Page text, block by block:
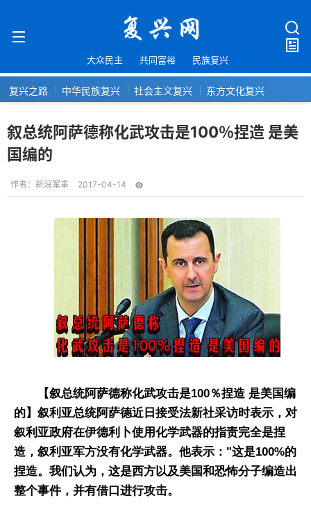
大众民主 共同富裕 民族复兴
复兴之路 中华民族复兴 社会主义复兴 东方文化复兴
叙总统阿萨德称化武攻击是100％捏造 是美
国编的
作者： 新浪军事 2017-04-14
【叙总统阿萨德称化武攻击是100％捏造 是美国编
的】叙利亚总统阿萨德近日接受法新社采访时表示，对
叙利亚政府在伊德利卜使用化学武器的指责完全是捏
造，叙利亚军方没有化学武器。他表示："这是100%的
捏造。我们认为，这是西方以及美国和恐怖分子编造出
整个事件，并有借口进行攻击。